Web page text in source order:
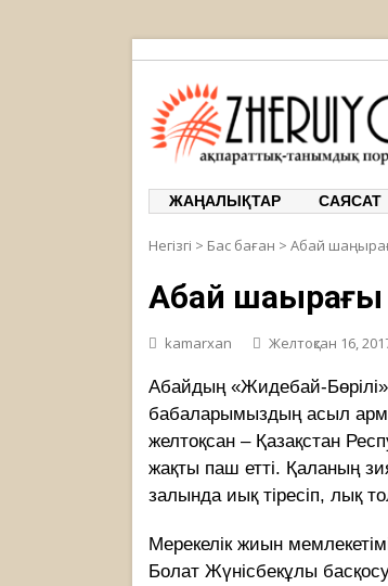
ЖАҢАЛЫҚТАР САЯСАТ
Негізгі > Бас баған > Абай
Абай
kamarxan Желтоқсан 16,
Абайдың «Жидебай-Бөрілі»
бабаларымыздың асыл
желтоқсан – Қазақстан
жақты паш етті. Қаланың
залында иық тіресіп, лық
Мерекелік жиын
Болат Жүнісбекұлы